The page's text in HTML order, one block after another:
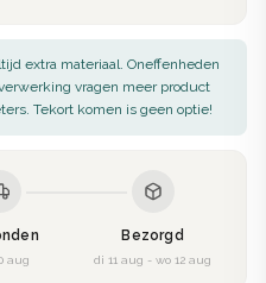
extra materiaal. Oneffenheden
vragen meer product
Tekort komen is geen optie!
aug
Bezorgd
di 11 aug - wo 12 aug